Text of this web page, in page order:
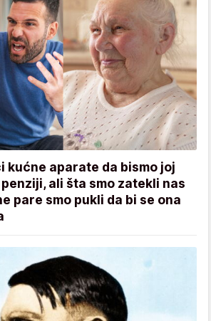
kućne aparate da bismo joj
ali šta smo zatekli nas
pare smo pukli da bi se ona